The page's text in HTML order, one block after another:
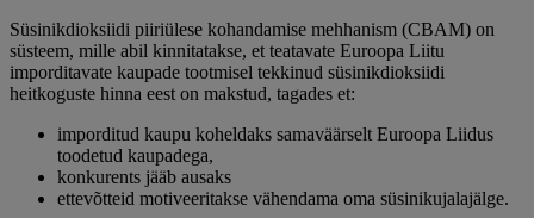
Süsinikdioksiidi piiriülese kohandamise mehhanism (CBAM) on
süsteem, mille abil kinnitatakse, et teatavate Euroopa Liitu
imporditavate kaupade tootmisel tekkinud süsinikdioksiidi
heitkoguste hinna eest on makstud, tagades et:
imporditud kaupu koheldaks samaväärselt Euroopa Liidus
toodetud kaupadega,
konkurents jääb ausaks
ettevõtteid motiveeritakse vähendama oma süsinikujalajälge.